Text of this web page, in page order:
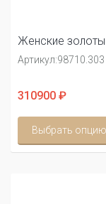
Женские
Артикул:98710.303
310900 ₽
Выбрать опцию